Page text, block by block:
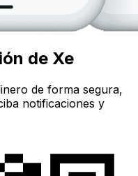
de Xe
de forma segura,
notificaciones y